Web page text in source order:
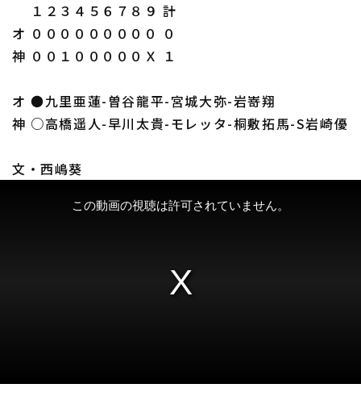
１２３４５６７８９ 計
オ ０００００００００ ０
神 ００１０００００Ｘ １
オ ●九里亜蓮-曽谷龍平-宮城大弥-岩嵜翔
神 ○高橋遥人-早川太貴-モレッタ-桐敷拓馬-S岩崎優
文・西嶋葵